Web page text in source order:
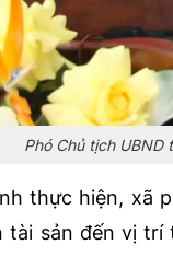
Phó Chủ tịch UBND
thực hiện, xã
tài sản đến vị